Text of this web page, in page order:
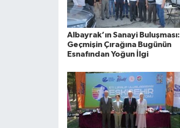
Albayrak’ın Sanayi Buluşması:
Geçmişin Çırağına Bugünün
Esnafından Yoğun İlgi